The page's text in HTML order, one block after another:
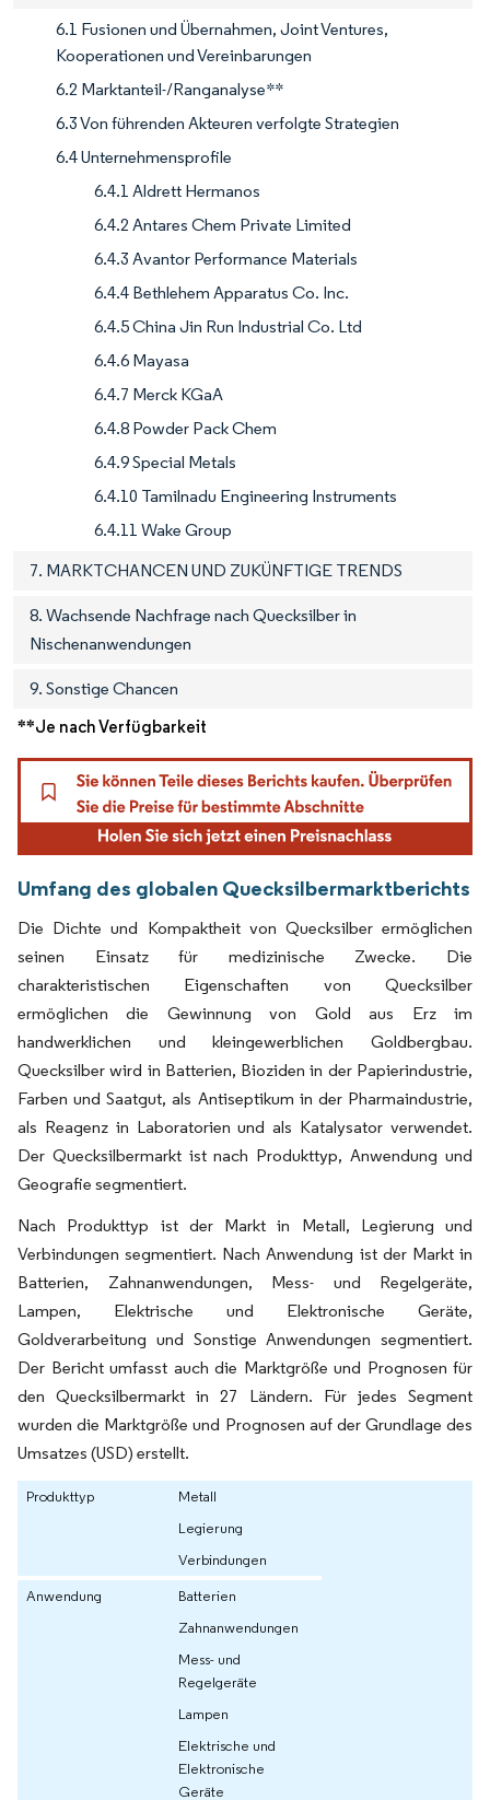
6.1 Fusionen und Übernahmen, Joint Ventures,
Kooperationen und Vereinbarungen
6.2 Marktanteil-/Ranganalyse**
6.3 Von führenden Akteuren verfolgte Strategien
6.4 Unternehmensprofile
6.4.1 Aldrett Hermanos
6.4.2 Antares Chem Private Limited
6.4.3 Avantor Performance Materials
6.4.4 Bethlehem Apparatus Co. Inc.
6.4.5 China Jin Run Industrial Co. Ltd
6.4.6 Mayasa
6.4.7 Merck KGaA
6.4.8 Powder Pack Chem
6.4.9 Special Metals
6.4.10 Tamilnadu Engineering Instruments
6.4.11 Wake Group
7. MARKTCHANCEN UND ZUKÜNFTIGE TRENDS
8. Wachsende Nachfrage nach Quecksilber in
Nischenanwendungen
9. Sonstige Chancen
**Je nach Verfügbarkeit
Umfang des globalen Quecksilbermarktberichts
Die Dichte und Kompaktheit von Quecksilber ermöglichen
seinen Einsatz für medizinische Zwecke. Die
charakteristischen Eigenschaften von Quecksilber
ermöglichen die Gewinnung von Gold aus Erz im
handwerklichen und kleingewerblichen Goldbergbau.
Quecksilber wird in Batterien, Bioziden in der Papierindustrie,
Farben und Saatgut, als Antiseptikum in der Pharmaindustrie,
als Reagenz in Laboratorien und als Katalysator verwendet.
Der Quecksilbermarkt ist nach Produkttyp, Anwendung und
Geografie segmentiert.
Nach Produkttyp ist der Markt in Metall, Legierung und
Verbindungen segmentiert. Nach Anwendung ist der Markt in
Batterien, Zahnanwendungen, Mess- und Regelgeräte,
Lampen, Elektrische und Elektronische Geräte,
Goldverarbeitung und Sonstige Anwendungen segmentiert.
Der Bericht umfasst auch die Marktgröße und Prognosen für
den Quecksilbermarkt in 27 Ländern. Für jedes Segment
wurden die Marktgröße und Prognosen auf der Grundlage des
Umsatzes (USD) erstellt.
Produkttyp
Metall
Legierung
Verbindungen
Anwendung
Batterien
Zahnanwendungen
Mess- und
Regelgeräte
Lampen
Elektrische und
Elektronische
Geräte